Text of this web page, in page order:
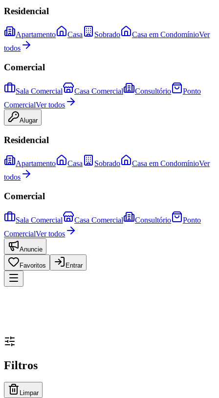
Residencial
Apartamento Casa Sobrado Casa em CondomínioVer
todos
Comercial
Sala Comercial Casa Comercial Consultório
Ponto
ComercialVer todos
Alugar
Residencial
Apartamento Casa Sobrado Casa em CondomínioVer
todos
Comercial
Sala Comercial Casa Comercial Consultório
Ponto
ComercialVer todos
Anuncie
Favoritos Entrar
Filtros
Limpar